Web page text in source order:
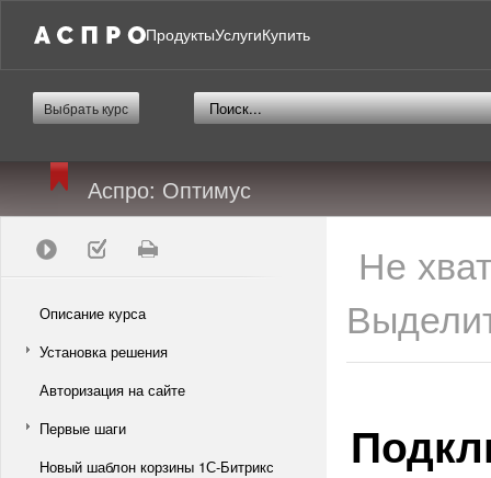
ПродуктыУслугиКупить
Выбрать курс
Аспро: Оптимус
Описание курса
Установка решения
Авторизация на сайте
Первые шаги
Новый шаблон корзины 1С-Битрикс
Не